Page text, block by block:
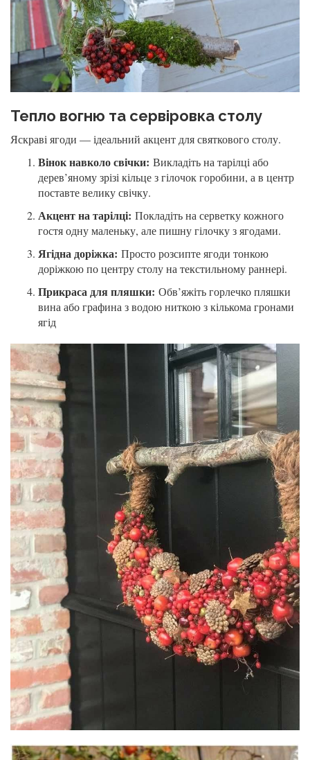
Тепло вогню та сервіровка столу
Яскраві ягоди — ідеальний акцент для святкового столу.
Вінок навколо свічки: Викладіть на тарілці або
дерев’яному зрізі кільце з гілочок горобини, а в центр
поставте велику свічку.
Акцент на тарілці: Покладіть на серветку кожного
гостя одну маленьку, але пишну гілочку з ягодами.
Ягідна доріжка: Просто розсипте ягоди тонкою
доріжкою по центру столу на текстильному раннері.
Прикраса для пляшки: Обв’яжіть горлечко пляшки
вина або графина з водою ниткою з кількома гронами
ягід